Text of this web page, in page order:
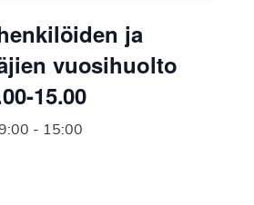
ja
vuosihuolto
15.00
- 15:00